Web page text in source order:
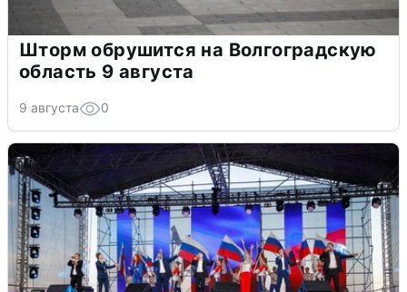
Шторм обрушится на Волгоградскую
область 9 августа
9 августа 0